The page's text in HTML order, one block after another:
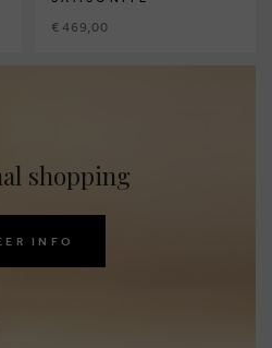
€ 469,00
shopping
INFO